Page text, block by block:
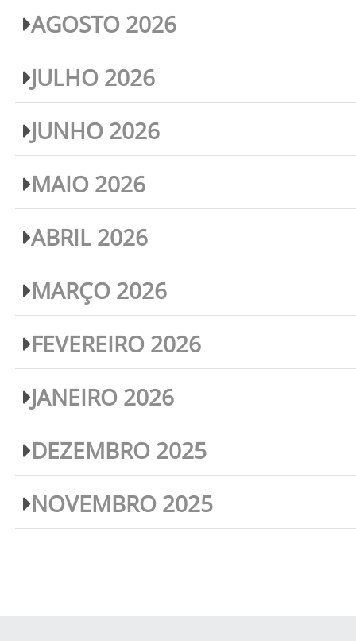
AGOSTO 2026
JULHO 2026
JUNHO 2026
MAIO 2026
ABRIL 2026
MARÇO 2026
FEVEREIRO 2026
JANEIRO 2026
DEZEMBRO 2025
NOVEMBRO 2025